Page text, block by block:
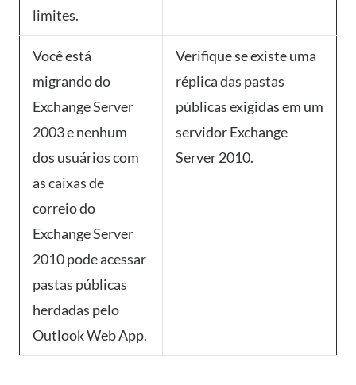
limites.
Você está
migrando do
Exchange Server
2003 e nenhum
dos usuários com
as caixas de
correio do
Exchange Server
2010 pode acessar
pastas públicas
herdadas pelo
Outlook Web App.
Verifique se existe uma
réplica das pastas
públicas exigidas em um
servidor Exchange
Server 2010.